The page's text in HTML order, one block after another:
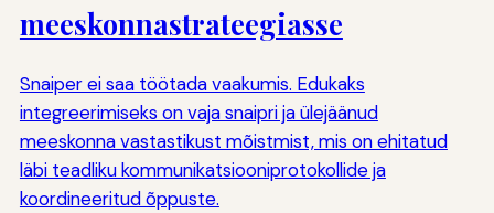
meeskonnastrateegiasse
Snaiper ei saa töötada vaakumis. Edukaks
integreerimiseks on vaja snaipri ja ülejäänud
meeskonna vastastikust mõistmist, mis on ehitatud
läbi teadliku kommunikatsiooniprotokollide ja
koordineeritud õppuste.